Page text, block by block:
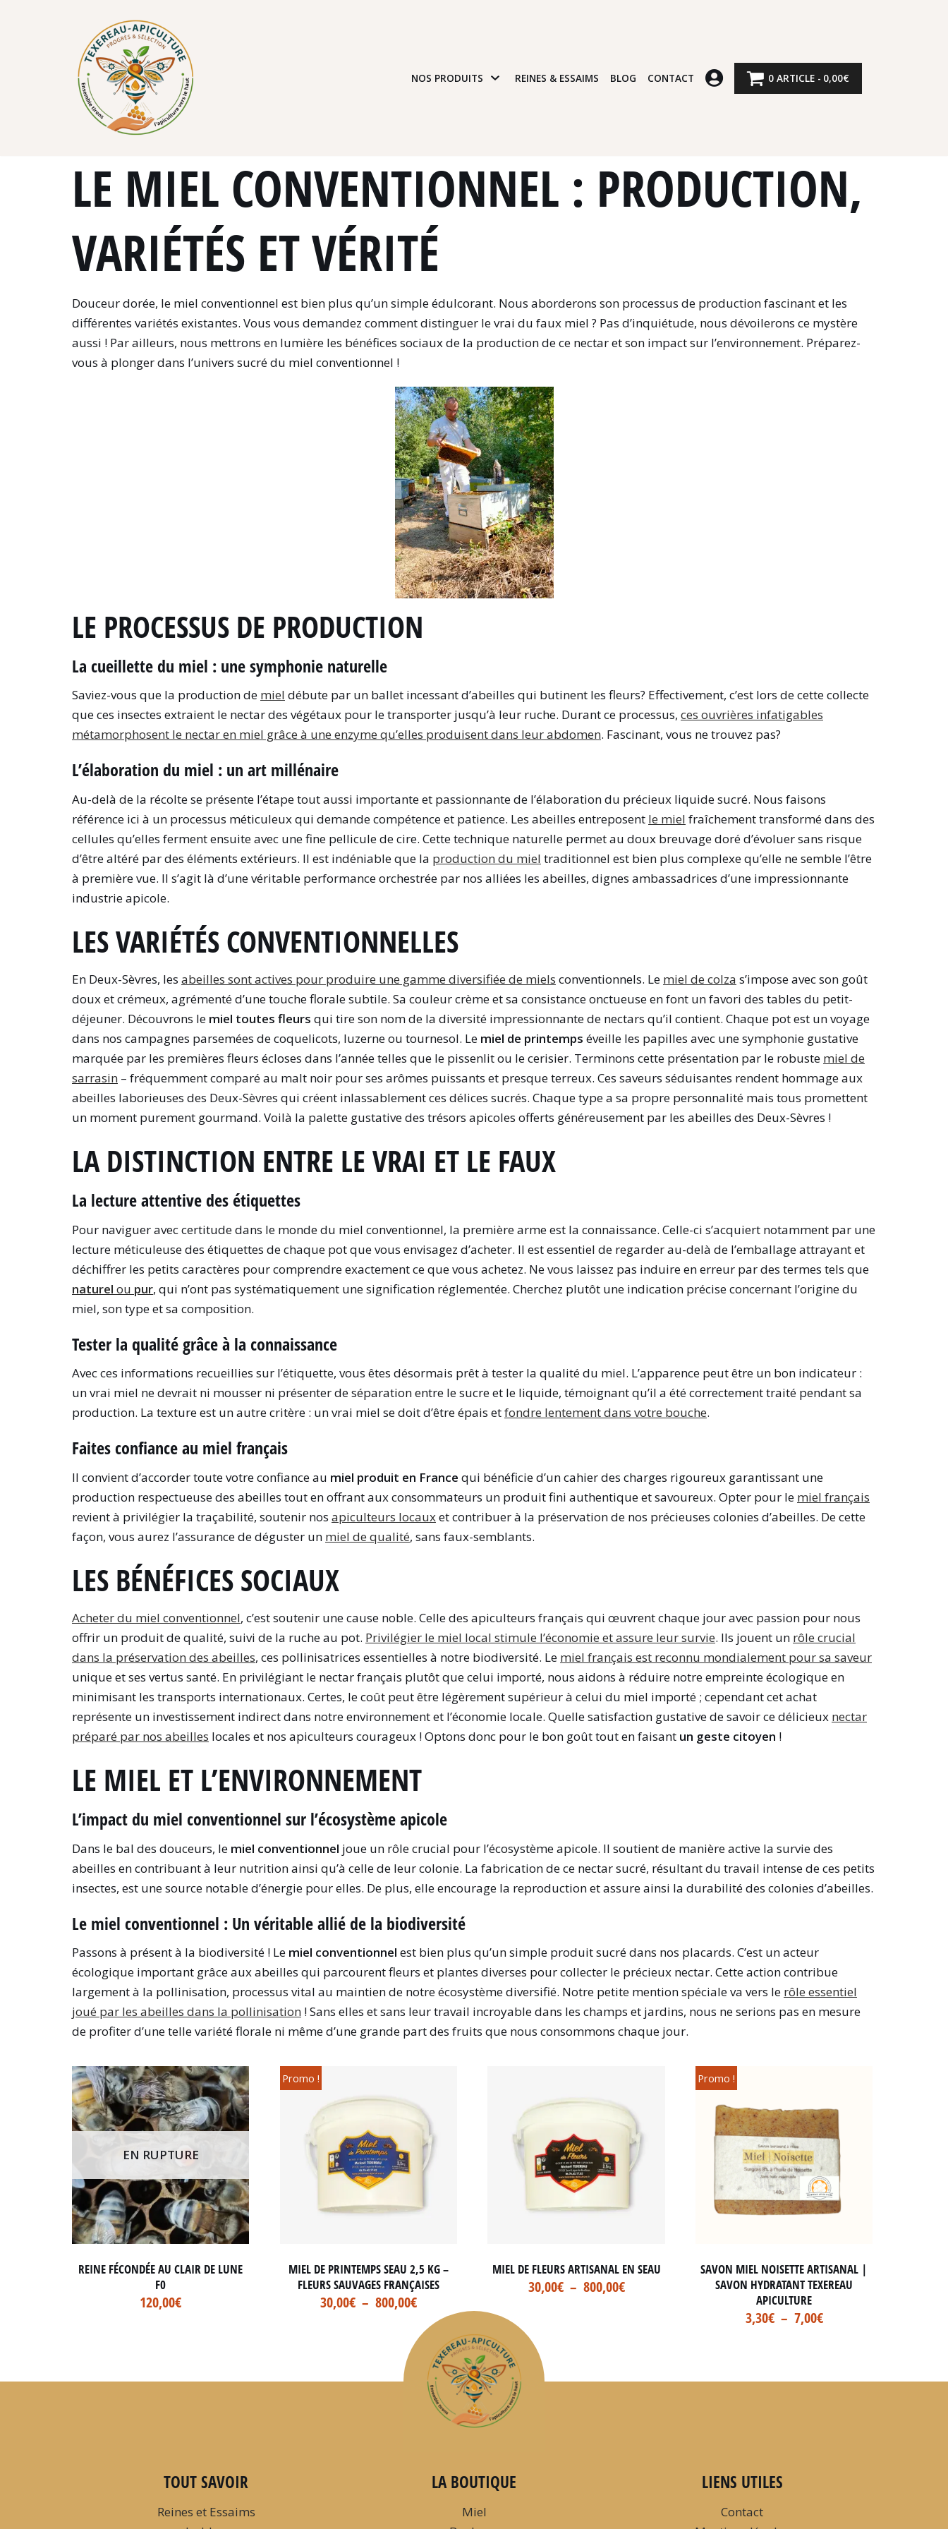
NOS PRODUITS REINES & ESSAIMS BLOG CONTACT 0 ARTICLE 0,00€
LE MIEL CONVENTIONNEL : PRODUCTION,
VARIÉTÉS ET VÉRITÉ
Douceur dorée, le miel conventionnel est bien plus qu’un simple édulcorant. Nous aborderons son processus de production fascinant et les
différentes variétés existantes. Vous vous demandez comment distinguer le vrai du faux miel ? Pas d’inquiétude, nous dévoilerons ce mystère
aussi ! Par ailleurs, nous mettrons en lumière les bénéfices sociaux de la production de ce nectar et son impact sur l’environnement. Préparez-
vous à plonger dans l’univers sucré du miel conventionnel !
LE PROCESSUS DE PRODUCTION
La cueillette du miel : une symphonie naturelle
Saviez-vous que la production de miel débute par un ballet incessant d’abeilles qui butinent les fleurs? Effectivement, c’est lors de cette collecte
que ces insectes extraient le nectar des végétaux pour le transporter jusqu’à leur ruche. Durant ce processus, ces ouvrières infatigables
métamorphosent le nectar en miel grâce à une enzyme qu’elles produisent dans leur abdomen. Fascinant, vous ne trouvez pas?
L’élaboration du miel : un art millénaire
Au-delà de la récolte se présente l’étape tout aussi importante et passionnante de l’élaboration du précieux liquide sucré. Nous faisons
référence ici à un processus méticuleux qui demande compétence et patience. Les abeilles entreposent le miel fraîchement transformé dans des
cellules qu’elles ferment ensuite avec une fine pellicule de cire. Cette technique naturelle permet au doux breuvage doré d’évoluer sans risque
d’être altéré par des éléments extérieurs. Il est indéniable que la production du miel traditionnel est bien plus complexe qu’elle ne semble l’être
à première vue. Il s’agit là d’une véritable performance orchestrée par nos alliées les abeilles, dignes ambassadrices d’une impressionnante
industrie apicole.
LES VARIÉTÉS CONVENTIONNELLES
En Deux-Sèvres, les abeilles sont actives pour produire une gamme diversifiée de miels conventionnels. Le miel de colza s’impose avec son goût
doux et crémeux, agrémenté d’une touche florale subtile. Sa couleur crème et sa consistance onctueuse en font un favori des tables du petit-
déjeuner. Découvrons le miel toutes fleurs qui tire son nom de la diversité impressionnante de nectars qu’il contient. Chaque pot est un voyage
dans nos campagnes parsemées de coquelicots, luzerne ou tournesol. Le miel de printemps éveille les papilles avec une symphonie gustative
marquée par les premières fleurs écloses dans l’année telles que le pissenlit ou le cerisier. Terminons cette présentation par le robuste miel de
sarrasin – fréquemment comparé au malt noir pour ses arômes puissants et presque terreux. Ces saveurs séduisantes rendent hommage aux
abeilles laborieuses des Deux-Sèvres qui créent inlassablement ces délices sucrés. Chaque type a sa propre personnalité mais tous promettent
un moment purement gourmand. Voilà la palette gustative des trésors apicoles offerts généreusement par les abeilles des Deux-Sèvres !
LA DISTINCTION ENTRE LE VRAI ET LE FAUX
La lecture attentive des étiquettes
Pour naviguer avec certitude dans le monde du miel conventionnel, la première arme est la connaissance. Celle-ci s’acquiert notamment par une
lecture méticuleuse des étiquettes de chaque pot que vous envisagez d’acheter. Il est essentiel de regarder au-delà de l’emballage attrayant et
déchiffrer les petits caractères pour comprendre exactement ce que vous achetez. Ne vous laissez pas induire en erreur par des termes tels que
naturel ou pur, qui n’ont pas systématiquement une signification réglementée. Cherchez plutôt une indication précise concernant l’origine du
miel, son type et sa composition.
Tester la qualité grâce à la connaissance
Avec ces informations recueillies sur l’étiquette, vous êtes désormais prêt à tester la qualité du miel. L’apparence peut être un bon indicateur :
un vrai miel ne devrait ni mousser ni présenter de séparation entre le sucre et le liquide, témoignant qu’il a été correctement traité pendant sa
production. La texture est un autre critère : un vrai miel se doit d’être épais etfondre lentement dans votre bouche.
Faites confiance au miel français
Il convient d’accorder toute votre confiance au miel produit en France qui bénéficie d’un cahier des charges rigoureux garantissant une
production respectueuse des abeilles tout en offrant aux consommateurs un produit fini authentique et savoureux. Opter pour le miel français
revient à privilégier la traçabilité, soutenir nos apiculteurs locauxet contribuer à la préservation de nos précieuses colonies d’abeilles. De cette
façon, vous aurez l’assurance de déguster un miel de qualité, sans faux-semblants.
LES BÉNÉFICES SOCIAUX
Acheter du miel conventionnel, c’est soutenir une cause noble. Celle des apiculteurs français qui œuvrent chaque jour avec passion pour nous
offrir un produit de qualité, suivi de la ruche au pot. Privilégier le miel local stimule l’économie et assure leur survie. Ils jouent un rôle crucial
dans la préservation des abeilles, ces pollinisatrices essentielles à notre biodiversité. Le miel français est reconnu mondialement pour sa saveur
unique et ses vertus santé. En privilégiant le nectar français plutôt que celui importé, nous aidons à réduire notre empreinte écologique en
minimisant les transports internationaux. Certes, le coût peut être légèrement supérieur à celui du miel importé ; cependant cet achat
représente un investissement indirect dans notre environnement et l’économie locale. Quelle satisfaction gustative de savoir ce délicieux nectar
préparé par nos abeilles locales et nos apiculteurs courageux ! Optons donc pour le bon goût tout en faisant un geste citoyen !
LE MIEL ET L’ENVIRONNEMENT
L’impact du miel conventionnel sur l’écosystème apicole
Dans le bal des douceurs, le miel conventionnel joue un rôle crucial pour l’écosystème apicole. Il soutient de manière active la survie des
abeilles en contribuant à leur nutrition ainsi qu’à celle de leur colonie. La fabrication de ce nectar sucré, résultant du travail intense de ces petits
insectes, est une source notable d’énergie pour elles. De plus, elle encourage la reproduction et assure ainsi la durabilité des colonies d’abeilles.
Le miel conventionnel : Un véritable allié de la biodiversité
Passons à présent à la biodiversité ! Le miel conventionnel est bien plus qu’un simple produit sucré dans nos placards. C’est un acteur
écologique important grâce aux abeilles qui parcourent fleurs et plantes diverses pour collecter le précieux nectar. Cette action contribue
largement à la pollinisation, processus vital au maintien de notre écosystème diversifié. Notre petite mention spéciale va vers le rôle essentiel
joué par les abeilles dans la pollinisation ! Sans elles et sans leur travail incroyable dans les champs et jardins, nous ne serions pas en mesure
de profiter d’une telle variété florale ni même d’une grande part des fruits que nous consommons chaque jour.
EN RUPTURE
REINE FÉCONDÉE AU CLAIR DE LUNE
F0
120,00€
Promo !
MIEL DE PRINTEMPS SEAU 2,5 KG –
FLEURS SAUVAGES FRANÇAISES
30,00€ – 800,00€
MIEL DE FLEURS ARTISANAL EN SEAU
30,00€ – 800,00€
Promo !
SAVON MIEL NOISETTE ARTISANAL |
SAVON HYDRATANT TEXEREAU
APICULTURE
3,30€ – 7,00€
TOUT SAVOIR
Reines et Essaims
LA BOUTIQUE
Miel
LIENS UTILES
Contact